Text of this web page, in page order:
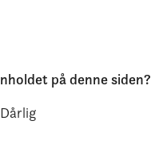
på denne siden?
Dårlig